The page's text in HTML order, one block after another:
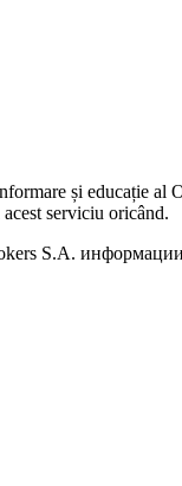
și educație al
serviciu oricând.
S.A.